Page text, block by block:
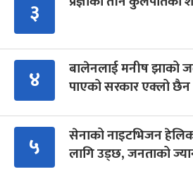
३
४
बालेनलाई मनीष झाको
पाएको सरकार एक्लो छैन
५
सेनाको नाइटभिजन
लागि उड्छ, जनताको